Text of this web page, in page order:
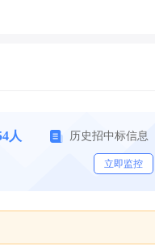
人 历史招中标信息
立即监控